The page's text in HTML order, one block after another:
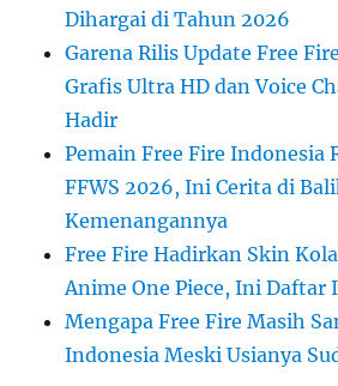
Dihargai di Tahun 2026
Garena Rilis Update Free
Grafis Ultra HD dan Voice
Hadir
Pemain Free Fire Indonesia
FFWS 2026, Ini Cerita di
Kemenangannya
Free Fire Hadirkan Skin
Anime One Piece, Ini Daftar
Mengapa Free Fire Masih
Indonesia Meski Usianya